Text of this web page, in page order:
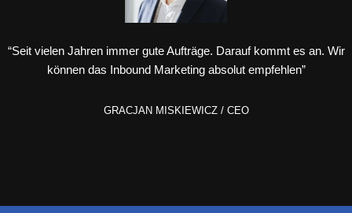
“Seit vielen Jahren immer gute Aufträge. Darauf kommt es an. Wir
können das Inbound Marketing absolut empfehlen”
GRACJAN MISKIEWICZ / CEO